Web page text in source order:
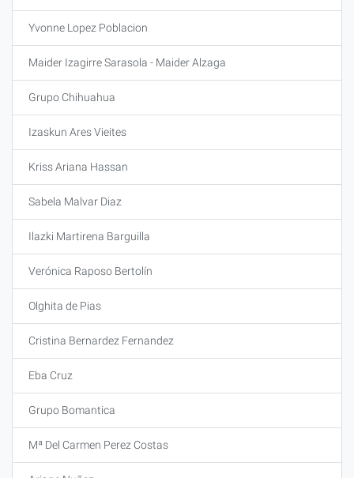
Yvonne Lopez Poblacion
Maider Izagirre Sarasola - Maider Alzaga
Grupo Chihuahua
Izaskun Ares Vieites
Kriss Ariana Hassan
Sabela Malvar Diaz
Ilazki Martirena Barguilla
Verónica Raposo Bertolín
Olghita de Pias
Cristina Bernardez Fernandez
Eba Cruz
Grupo Bomantica
Mª Del Carmen Perez Costas